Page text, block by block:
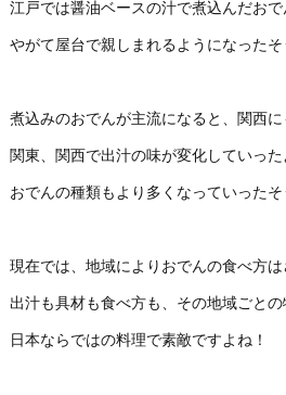
江戸では醤油ベースの汁で煮込んだおで
やがて屋台で親しまれるようになったそ
煮込みのおでんが主流になると、関西に
関東、関西で出汁の味が変化していった
おでんの種類もより多くなっていった
現在では、地域によりおでんの食べ方は
出汁も具材も食べ方も、その地域ごと
日本ならではの料理で素敵ですよね！